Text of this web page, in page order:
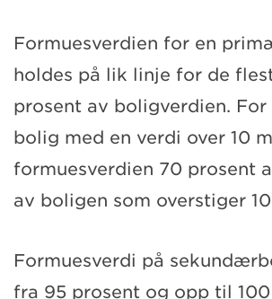
Formuesverdien for en
holdes på lik linje for de
prosent av boligverdien. For
bolig med en verdi over 10
formuesverdien 70 prosent
av boligen som overstiger
Formuesverdi på
fra 95 prosent og opp til